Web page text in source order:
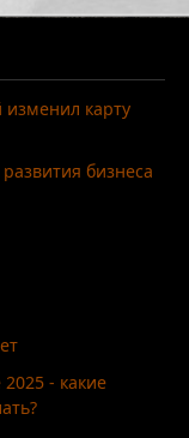
карту
бизнеса
- какие